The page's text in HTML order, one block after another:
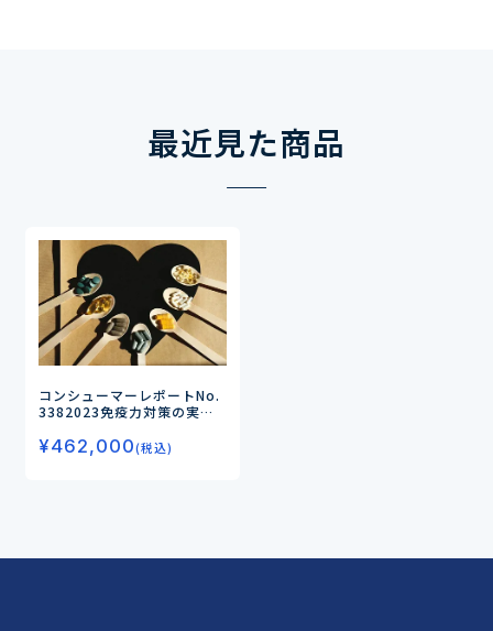
最近見た商品
コンシューマーレポートNo.
3382023免疫力対策の実態
－“コロナの予防以外の健康
効果”に対する意識がアッ
¥462,000(税込)